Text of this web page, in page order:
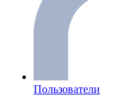
Пользователи